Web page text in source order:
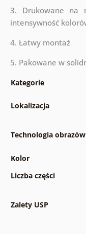
3. Drukowane na
intensywność
4. Łatwy montaż
5. Pakowane w
Kategorie
Lokalizacja
Technologia obrazów
Kolor
Liczba części
Zalety USP